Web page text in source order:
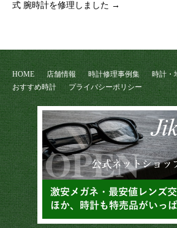
式 腕時計を修理しました →
HOME 店舗情報 時計修理事例集
時計・
おすすめ時計
プライバシーポリシー